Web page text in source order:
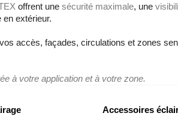
offrent une sécurité maximale, une
extérieur.
accès, façades, circulations et zones
à votre application et à votre zone.
Accessoires